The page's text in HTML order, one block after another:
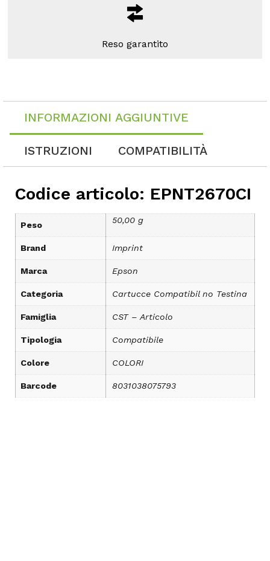
Reso garantito
INFORMAZIONI AGGIUNTIVE
ISTRUZIONI COMPATIBILITÀ
Codice articolo: EPNT2670CI
Peso 50,00 g
Brand Imprint
Marca Epson
Categoria Cartucce Compatibil no Testina
Famiglia CST – Articolo
Tipologia Compatibile
Colore COLORI
Barcode 8031038075793